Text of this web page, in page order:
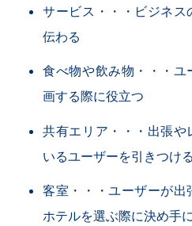
サービス・・・ビジネ
伝わる
食べ物や飲み物・・・
画する際に役立つ
共有エリア・・・出張
いるユーザーを引きつける
客室・・・ユーザーが
ホテルを選ぶ際に決め手